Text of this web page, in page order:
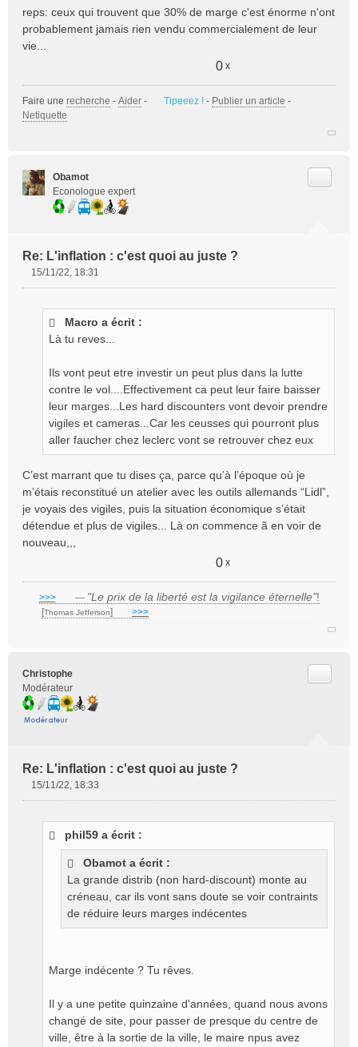
reps: ceux qui trouvent que 30% de marge c'est énorme n'ont
probablement jamais rien vendu commercialement de leur
vie...
0 x
Faire une recherche - Aider - Tipeeez ! - Publier un article -
Netiquette
Obamot
Econologue expert
Re: L'inflation : c'est quoi au juste ?
15/11/22, 18:31
Macro a écrit :
Là tu reves...
Ils vont peut etre investir un peut plus dans la lutte
contre le vol....Effectivement ca peut leur faire baisser
leur marges...Les hard discounters vont devoir prendre
vigiles et cameras...Car les ceusses qui pourront plus
aller faucher chez leclerc vont se retrouver chez eux
C’est marrant que tu dises ça, parce qu’à l’époque où je
m’étais reconstitué un atelier avec les outils allemands “Lidl”,
je voyais des vigiles, puis la situation économique s’était
détendue et plus de vigiles... Là on commence ã en voir de
nouveau,,,
0 x
>>>___ — "Le prix de la liberté est la vigilance éternelle"!
[Thomas Jefferson] >>>
Christophe
Modérateur
Re: L'inflation : c'est quoi au juste ?
15/11/22, 18:33
phil59 a écrit :
Obamot a écrit :
La grande distrib (non hard-discount) monte au
créneau, car ils vont sans doute se voir contraints
de réduire leurs marges indécentes
Marge indécente ? Tu rêves.
Il y a une petite quinzaine d'années, quand nous avons
changé de site, pour passer de presque du centre de
ville, être à la sortie de la ville, le maire npus avez